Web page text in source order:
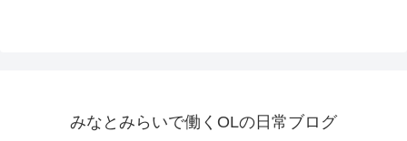
みなとみらいで働くOLの日常ブログ